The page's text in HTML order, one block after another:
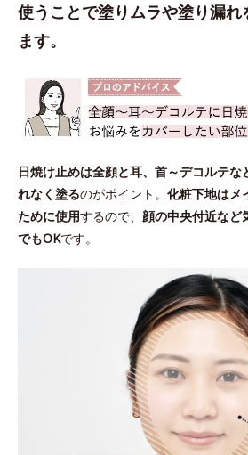
使うことで塗りムラや塗り漏れ
ます。
日焼け止めは全顔と耳、首～デコルテ
れなく塗るのがポイント。 化粧下地はメ
ために使用するので、 顔の中央付近など
でもOKです。